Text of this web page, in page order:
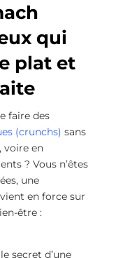
qui
plat et
faire des
(crunchs) sans
voire en
? Vous n’êtes
une
en force sur
être :
secret d’une